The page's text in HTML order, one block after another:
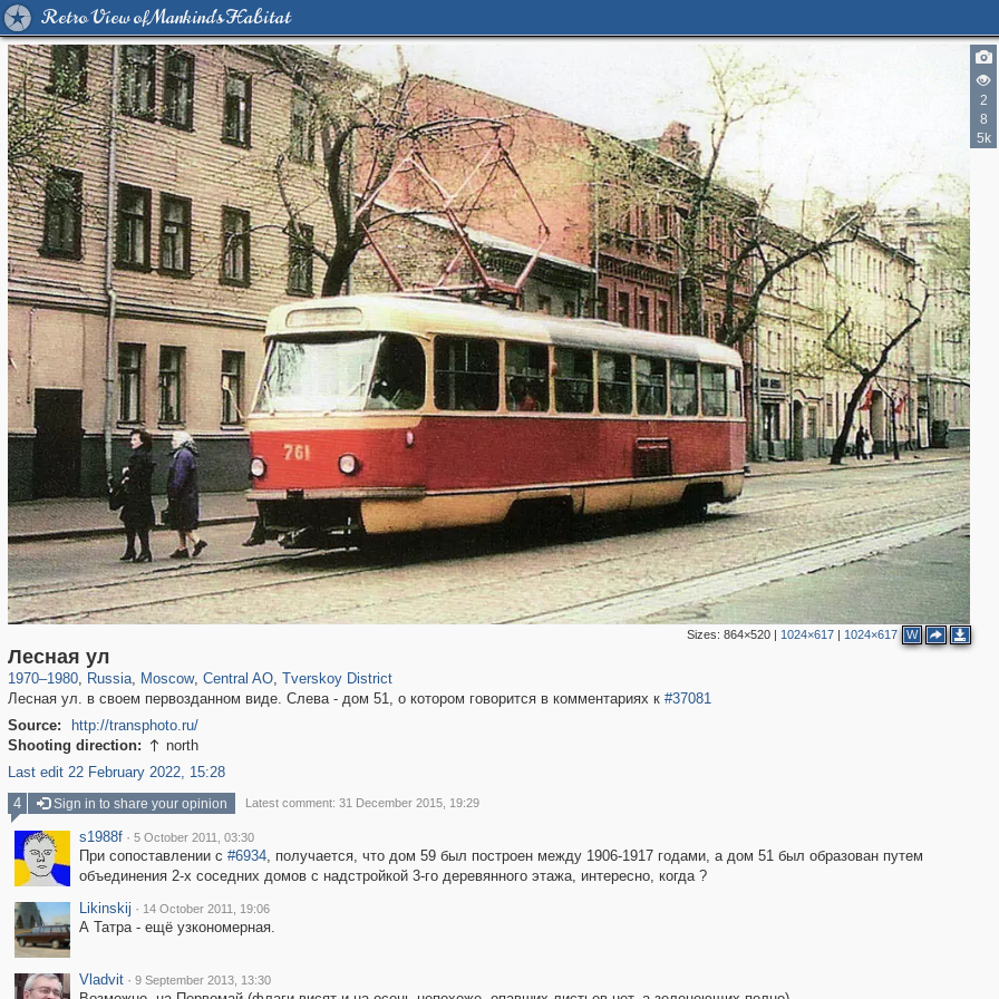
Retro View of Mankind's Habitat
2
8
5k
Sizes: 864×520| 1024×617| 1024×617 W
Лесная ул
1970–1980, Russia, Moscow
319,861
, Central AO, Tverskoy District
Лесная ул. в своем первозданном виде. Слева - дом 51, о котором говорится в комментариях к #37081
Source:
http://transphoto.ru/
Shooting direction:  north
Last edit 22 February 2022, 15:28
4 Sign in to share your opinion Latest comment: 31 December 2015, 19:29
s1988f · 5 October 2011, 03:30
При сопоставлении с #6934, получается, что дом 59 был построен между 1906-1917 годами, а дом 51 был образован путем
объединения 2-х соседних домов с надстройкой 3-го деревянного этажа, интересно, когда ?
Likinskij · 14 October 2011, 19:06
А Татра - ещё узкономерная.
Vladvit · 9 September 2013, 13:30